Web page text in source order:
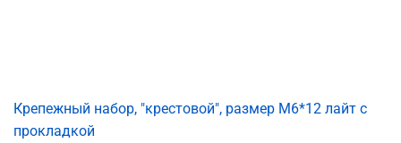
Крепежный набор, "крестовой", размер M6*12 лайт с
прокладкой